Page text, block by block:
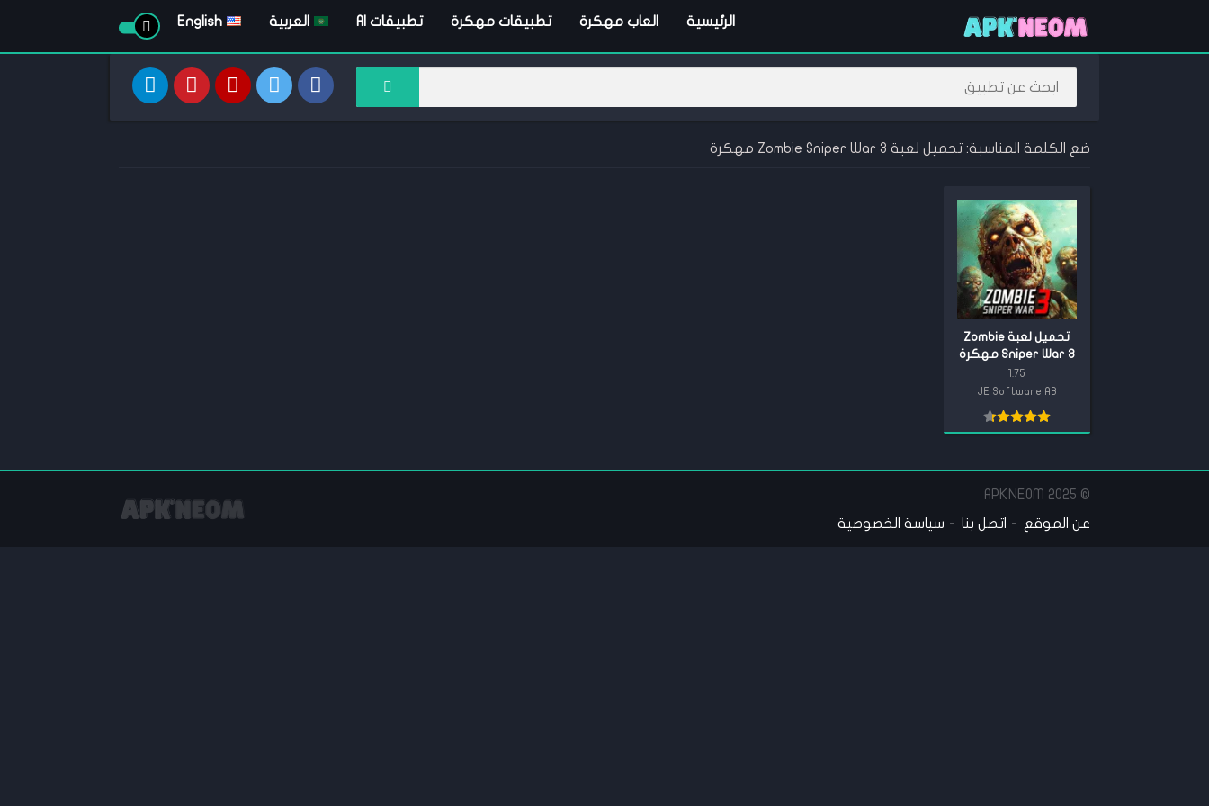
الرئيسية العاب مهكرة تطبيقات مهكرة تطبيقات AI العربية English
ضع الكلمة المناسبة: تحميل لعبة Zombie Sniper War 3 مهكرة
تحميل لعبة Zombie
Sniper War 3 مهكرة
1.75
JE Software AB
© 2025 APKNEOM
عن الموقع
اتصل بنا سياسة الخصوصية